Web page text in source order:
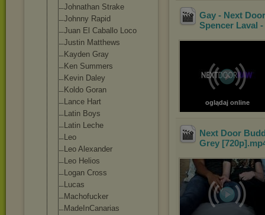
Johnathan Strake
Johnny Rapid
Juan El Caballo Loco
Justin Matthews
Kayden Gray
Ken Summers
Kevin Daley
Koldo Goran
Lance Hart
Latin Boys
Latin Leche
Leo
Leo Alexander
Leo Helios
Logan Cross
Lucas
Machofucker
MadeInCanarias
Gay - Next
Spencer Laval
oglądaj online
Next Door
Grey [720p]